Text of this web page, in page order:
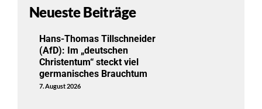
Neueste Beiträge
Hans-Thomas Tillschneider
(AfD): Im „deutschen
Christentum“ steckt viel
germanisches Brauchtum
7. August 2026